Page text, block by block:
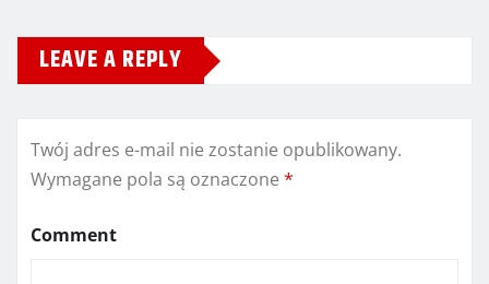
LEAVE A REPLY
Twój adres e-mail nie zostanie opublikowany.
Wymagane pola są oznaczone *
Comment